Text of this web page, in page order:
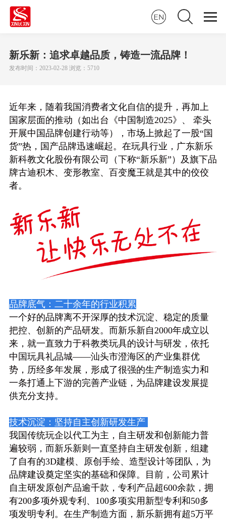
新乐新：追求卓越品质，铸造一流品牌！
发布时间：2023-02-28 浏览：5710
近年来，随着我国消费者文化自信的提升，再加上
国家层面的推动（如出台《中国制造2025》、 牵头
开展中国品牌创建行动等），市场上掀起了一股“国
货”热，国产品牌迅速崛起。在玩具行业，广东新乐
新科教文化股份有限公司（下称“新乐新”）及旗下品
牌古迪积木、变形教室、百变魔王就是其中的佼佼
者。
品牌底气：二十余年的行业积累
一个好的品牌离不开深厚的技术沉淀、稳定的质量
把控、创新的产品研发。而新乐新自2000年成立以
来，就一直致力于科教类玩具的设计与研发，依托
中国玩具礼品城——汕头市澄海区的产业集群优
势，历经多年发展，形成了很强的生产制造实力和
一条打通上下游的完善产业链，为品牌建设发展提
供充分支持。
技术沉淀：坚持自主创新研发生产
我国传统玩企以代工为主，自主研发和创新能力普
遍较弱，而新乐新则一直坚持自主研发创新，组建
了自有的3D建模、原创手绘、造型设计等团队，为
品牌建设奠定坚实的基础和保障。目前，公司累计
自主研发原创产品逾千款，专利产品超600余款，拥
有200多项外观专利、100多项实用新型专利和50多
项发明专利。在生产制造方面，新乐新拥有超5万平